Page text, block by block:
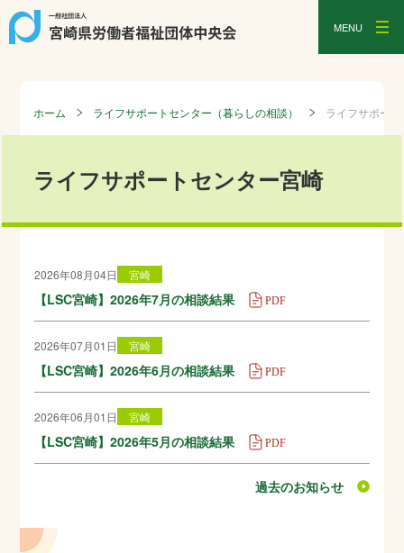
MENU
ホーム ライフサポートセンター（暮らしの相談） ライフサポー
ライフサポートセンター宮崎
2026年08月04日 宮崎
【LSC宮崎】2026年7月の相談結果
2026年07月01日 宮崎
【LSC宮崎】2026年6月の相談結果
2026年06月01日 宮崎
【LSC宮崎】2026年5月の相談結果
過去のお知らせ